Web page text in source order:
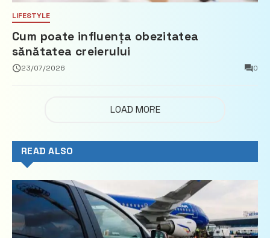
LIFESTYLE
Cum poate influența obezitatea
sănătatea creierului
23/07/2026 0
LOAD MORE
READ ALSO